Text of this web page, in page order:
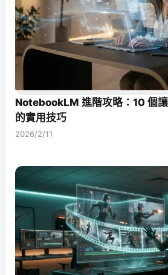
NotebookLM 進階攻略：10 個
的實用技巧
2026/2/11